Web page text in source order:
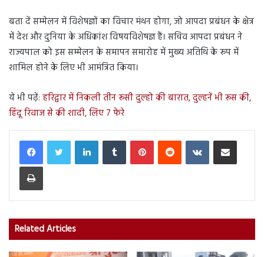
बता दें सम्मेलन में विशेषज्ञों का विचार मंथन होगा, जो आपदा प्रबंधन के क्षेत्र
में देश और दुनिया के अधिकांश विषयविशेषज्ञ हैं। सचिव आपदा प्रबंधन ने
राज्यपाल को इस सम्मेलन के समापन समारोह में मुख्य अतिथि के रूप में
शामिल होने के लिए भी आमंत्रित किया।
ये भी पढ़ें: हरिद्वार में निकली तीन रूसी दुल्हो की बारात, दुल्हनें भी रूस की,
हिंदू रिवाज से की शादी, लिए 7 फेरे
LinkedInTumblr PinterestReddit VKontakteShare via Email
Print
Related Articles